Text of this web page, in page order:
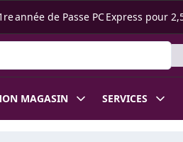
année de Passe PC Express pour
MAGASIN SERVICES